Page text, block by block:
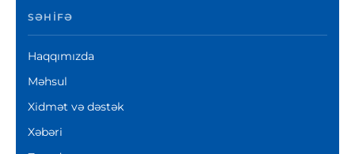
SƏHIFƏ
Haqqımızda
Məhsul
Xidmət və dəstək
Xəbəri